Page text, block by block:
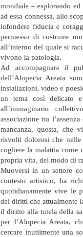
mondiale – esplorando
ad essa connessa, allo
infondere fiducia e
permesso di costruire
all’interno del quale si
vivono la patologia.
Ad accompagnare il
dell’Alopecia Areata
installazioni, video e
un tema così delicato e
all’immaginario
associazione tra
mancanza, questa, che
risvolti dolorosi che nelle
cogliere la malattia come
propria vita, del modo di
Muoversi in un settore
contesto artistico, ha
quotidianamente vive le
dei diritti che attualmente
il diritto alla tutela della
per l’Alopecia Areata,
cercare inutilmente una